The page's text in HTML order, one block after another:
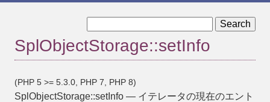
SplObjectStorage::unserialize »
SplObjectStorage::setInfo
(PHP 5 >= 5.3.0, PHP 7, PHP 8)
SplObjectStorage::setInfo — イテレータの現在のエント